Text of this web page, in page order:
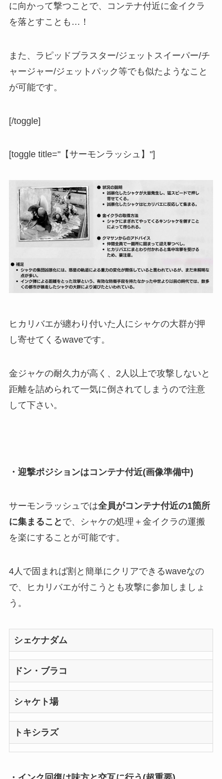
に向かって撃つことで、コンテナ付近に金イクラ
を落とすことも…！
また、ラピッドブラスター/ジェットスイーパー/チ
ャージャー/ジェットパック等でも似たようなこと
が可能です。
[/toggle]
[toggle title="【サーモンラッシュ】"]
ヒカリバエが纏わり付いた人にシャケの大群が押
し寄せてくるwaveです。
金ジャケの耐久力が高く、2人以上で攻撃しないと
距離を詰められて一気に倒されてしまうので注意
して下さい。
・迎撃ポジションはコンテナ付近(画像準備中)
サーモンラッシュでは全員がコンテナ付近の1箇所
に集まること で、シャケの処理＋金イクラの運搬
を楽にすることが可能です。
4人で固まれば割と簡単にクリアできるwaveなの
で、ヒカリバエが付こうとも攻撃に参加しましょ
う。
シェケナダム
ドン・ブラコ
シャケト場
トキシラズ